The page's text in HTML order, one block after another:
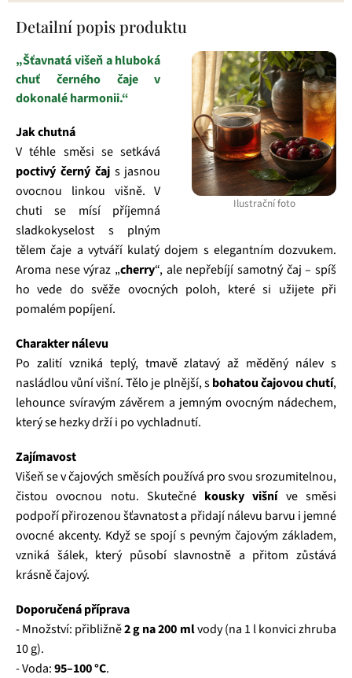
Detailní popis produktu
Ilustrační foto
„Šťavnatá višeň a hluboká
chuť černého čaje v
dokonalé harmonii.“
Jak chutná
V téhle směsi se setkává
poctivý černý čajs jasnou
ovocnou linkou višně. V
chuti se mísí příjemná
sladkokyselost s plným
tělem čaje a vytváří kulatý dojem s elegantním dozvukem.
Aroma nese výraz „cherry“, ale nepřebíjí samotný čaj – spíš
ho vede do svěže ovocných poloh, které si užijete při
pomalém popíjení.
Charakter nálevu
Po zalití vzniká teplý, tmavě zlatavý až měděný nálev s
nasládlou vůní višní. Tělo je plnější, sbohatou čajovou chutí,
lehounce svíravým závěrem a jemným ovocným nádechem,
který se hezky drží i po vychladnutí.
Zajímavost
Višeň se v čajových směsích používá pro svou srozumitelnou,
čistou ovocnou notu. Skutečné kousky višníve směsi
podpoří přirozenou šťavnatost a přidají nálevu barvu i jemné
ovocné akcenty. Když se spojí s pevným čajovým základem,
vzniká šálek, který působí slavnostně a přitom zůstává
krásně čajový.
Doporučená příprava
- Množství: přibližně2 g na 200 mlvody (na 1 l konvici zhruba
10 g).
- Voda:95–100 °C.